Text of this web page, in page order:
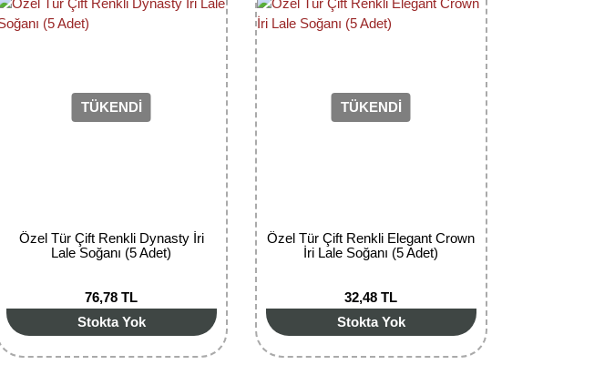
TÜKENDİ
Özel Tür Çift Renkli Dynasty İri
Lale Soğanı (5 Adet)
76,78 TL
Stokta Yok
TÜKENDİ
Özel Tür Çift Renkli Elegant Crown
İri Lale Soğanı (5 Adet)
32,48 TL
Stokta Yok